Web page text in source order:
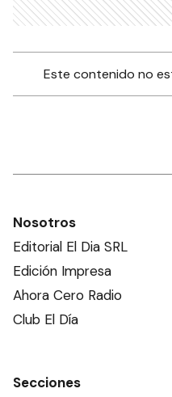
Este contenido no
Nosotros
Editorial El Dia SRL
Edición Impresa
Ahora Cero Radio
Club El Día
Secciones